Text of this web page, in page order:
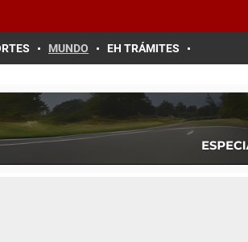
MUNDO EH TRÁMITES